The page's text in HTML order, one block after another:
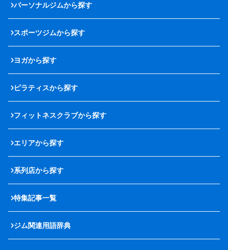
パーソナルジムから探す
スポーツジムから探す
ヨガから探す
ピラティスから探す
フィットネスクラブから探す
エリアから探す
系列店から探す
特集記事一覧
ジム関連用語辞典